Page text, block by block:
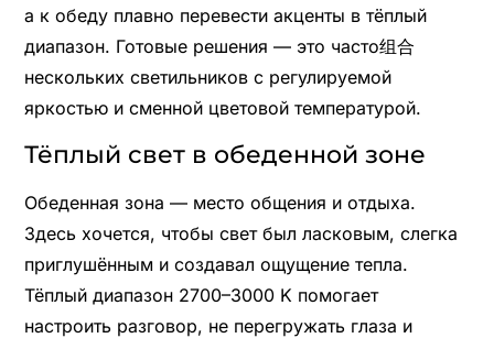
а к обеду плавно перевести акценты в тёплый
диапазон. Готовые решения — это часто组合
нескольких светильников с регулируемой
яркостью и сменной цветовой температурой.
Тёплый свет в обеденной зоне
Обеденная зона — место общения и отдыха.
Здесь хочется, чтобы свет был ласковым, слегка
приглушённым и создавал ощущение тепла.
Тёплый диапазон 2700–3000 K помогает
настроить разговор, не перегружать глаза и